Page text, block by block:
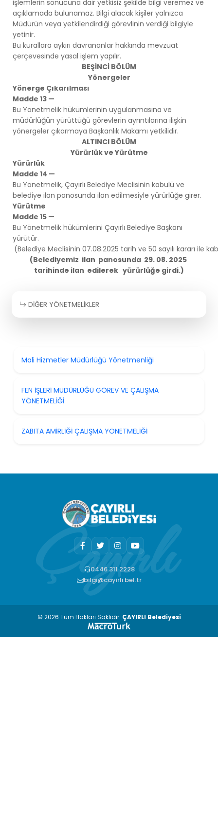
işlemlerin sonucuna dair yetkisiz şekilde bilgi veremez ve
açıklamada bulunamaz. Bilgi alacak kişiler yalnızca
Müdürün veya yetkilendirdiği görevlinin verdiği bilgiyle
yetinir.
Bu kurallara aykırı davrananlar hakkında mevzuat
çerçevesinde yasal işlem yapılır.
BEŞİNCİ BÖLÜM
Yönergeler
Yönerge Çıkarılması
Madde 13 —
Bu Yönetmelik hükümlerinin uygulanmasına ve
müdürlüğün yürüttüğü görevlerin ayrıntılarına ilişkin
yönergeler çıkarmaya Başkanlık Makamı yetkilidir.
ALTINCI BÖLÜM
Yürürlük ve Yürütme
Yürürlük
Madde 14 —
Bu Yönetmelik, Çayırlı Belediye Meclisinin kabulü ve
belediye ilan panosunda ilan edilmesiyle yürürlüğe girer.
Yürütme
Madde 15 —
Bu Yönetmelik hükümlerini Çayırlı Belediye Başkanı
yürütür.
(Belediye Meclisinin 07.08.2025 tarih ve 50 sayılı kararı ile
(Belediyemiz ilan panosunda 29. 08. 2025
tarihinde ilan edilerek yürürlüğe girdi.)
DİĞER YÖNETMELİKLER
Mali Hizmetler Müdürlüğü Yönetmenliği
FEN İŞLERİ MÜDÜRLÜĞÜ GÖREV VE ÇALIŞMA
YÖNETMELİĞİ
ZABITA AMİRLİĞİ ÇALIŞMA YÖNETMELİĞİ
0446 311 2228
bilgi@cayirli.bel.tr
© 2026 Tüm Hakları Saklıdır. ÇAYIRLI Belediyesi